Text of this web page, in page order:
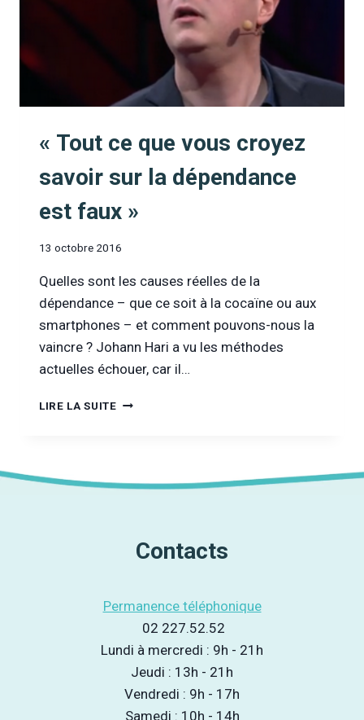
« Tout ce que vous croyez
savoir sur la dépendance
est faux »
13 octobre 2016
Quelles sont les causes réelles de la
dépendance – que ce soit à la cocaïne ou aux
smartphones – et comment pouvons-nous la
vaincre ? Johann Hari a vu les méthodes
actuelles échouer, car il…
LIRE LA SUITE« TOUT
SAVOIR
ESTContacts
Permanence téléphonique
02 227.52.52
Lundi à mercredi : 9h - 21h
Jeudi : 13h - 21h
Vendredi : 9h - 17h
Samedi : 10h - 14h